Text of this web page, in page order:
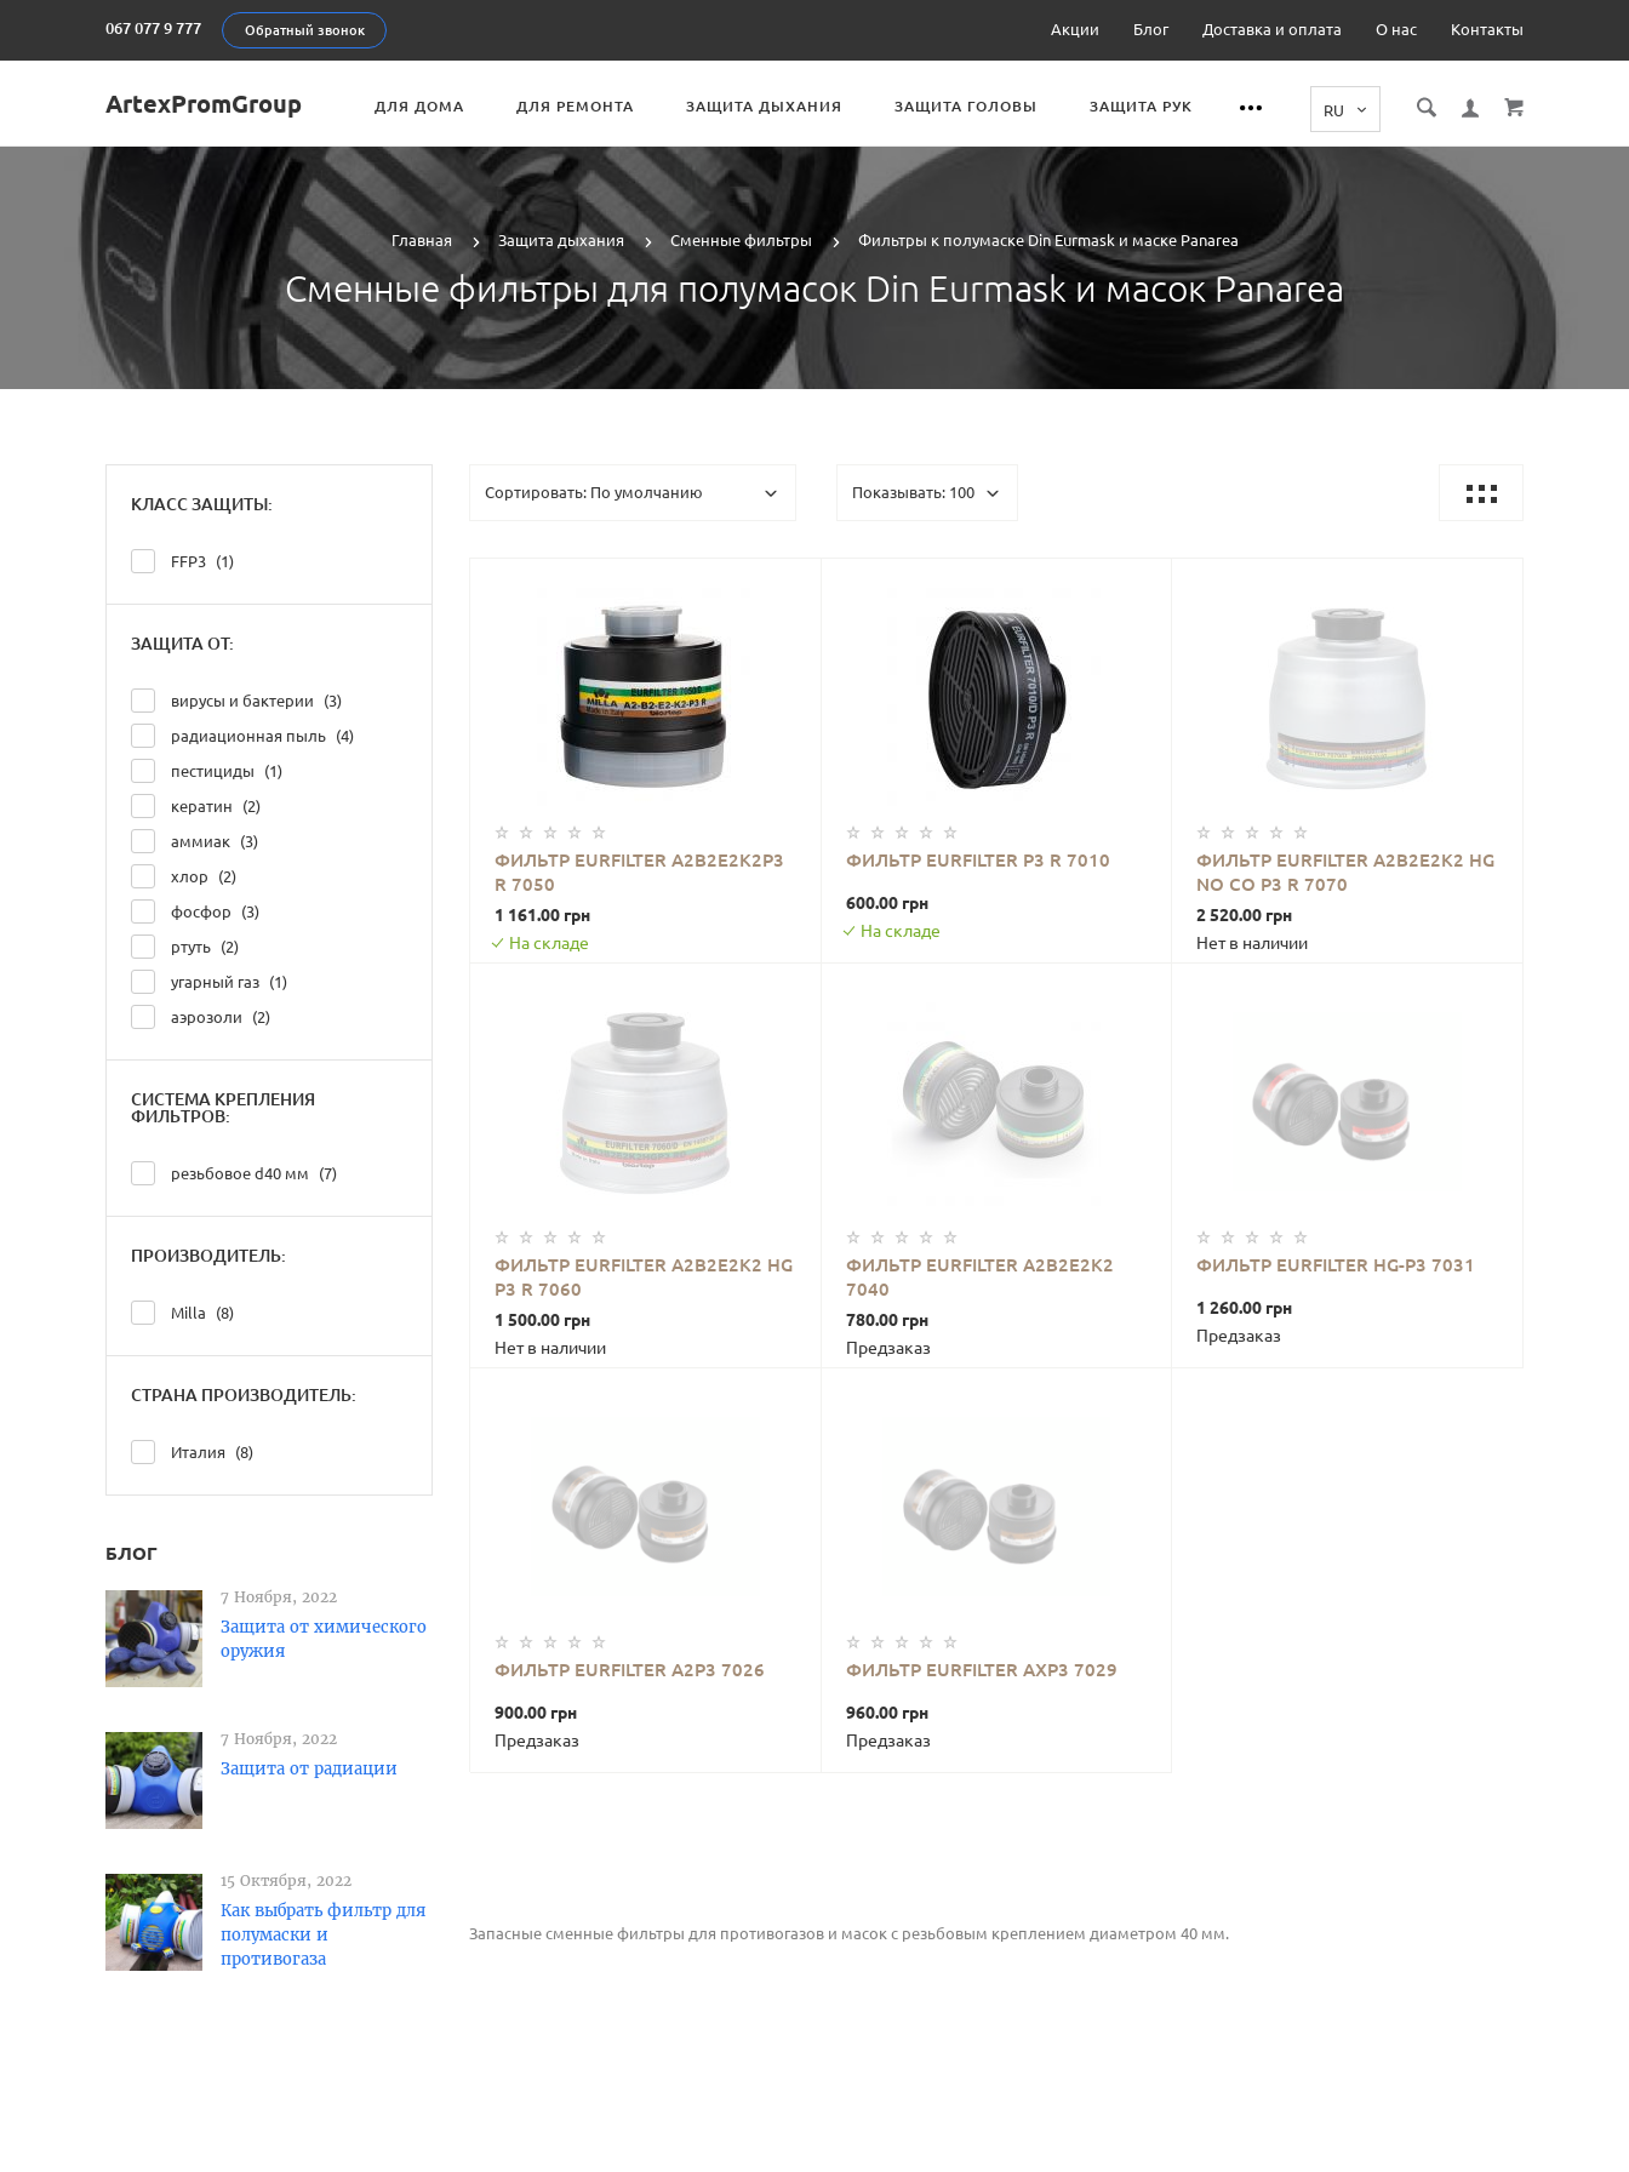
067 077 9 777 Обратный звонок Акции Блог Доставка и оплата О нас Контакты
ArtexPromGroup ДЛЯ ДОМА ДЛЯ РЕМОНТА ЗАЩИТА ДЫХАНИЯ ЗАЩИТА ГОЛОВЫ ЗАЩИТА РУК
Главная Защита дыхания Сменные фильтры Фильтры к полумаске Din Eurmask и маске Panarea
Сменные фильтры для полумасок Din Eurmask и масок Panarea
КЛАСС ЗАЩИТЫ:
FFP3 1
ЗАЩИТА ОТ:
вирусы и бактерии 3
радиационная пыль 4
пестициды 1
кератин 2
аммиак 3
хлор 2
фосфор 3
ртуть 2
угарный газ 1
аэрозоли 2
СИСТЕМА КРЕПЛЕНИЯ
ФИЛЬТРОВ:
резьбовое d40 мм 7
ПРОИЗВОДИТЕЛЬ:
Milla 8
СТРАНА ПРОИЗВОДИТЕЛЬ:
Италия 8
БЛОГ
7 Ноября, 2022
Защита от химического
оружия
7 Ноября, 2022
Защита от радиации
15 Октября, 2022
Как выбрать фильтр для
полумаски и
противогаза
ФИЛЬТР EURFILTER A2B2E2K2P3
R 7050
1 161.00 грн
На складе
ФИЛЬТР EURFILTER P3 R 7010
600.00 грн
На складе
ФИЛЬТР EURFILTER A2B2E2K2 НG
NO CO P3 R 7070
2 520.00 грн
Нет в наличии
В КОРЗИНУ
ФИЛЬТР EURFILTER А2В2Е2К2 НG
P3 R 7060
1 500.00 грн
Нет в наличии
ФИЛЬТР EURFILTER A2B2E2K2
7040
780.00 грн
Предзаказ
ФИЛЬТР EURFILTER HG-P3 7031
1 260.00 грн
Предзаказ
ФИЛЬТР EURFILTER А2Р3 7026
900.00 грн
Предзаказ
ФИЛЬТР EURFILTER АХР3 7029
960.00 грн
Предзаказ
Запасные сменные фильтры для противогазов и масок с резьбовым креплением диаметром 40 мм.